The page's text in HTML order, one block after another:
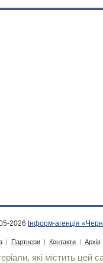
2026 Інформ-агенція
| Партнери | Контакти | Архів
які містить цей